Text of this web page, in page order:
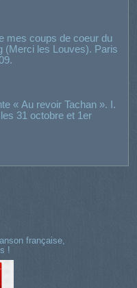
mes coups de coeur du
(Merci les Louves). Paris
« Au revoir Tachan ». I.
31 octobre et 1er
française,
!